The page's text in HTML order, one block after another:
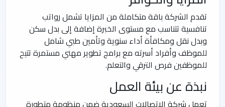
تقدم الشركة باقة متكاملة من المزايا تشمل رواتب
تنافسية تتناسب مع مستوى الخبرة إضافة إلى بدل سكن
وبدل نقل ومكافأة أداء سنوية وتأمين طبي شامل
للموظف وأفراد أسرته مع برامج تطوير مهني مستمرة تتيح
للموظفين فرص الترقي والتعلم.
نبذة عن بيئة العمل
تعمل شركة الاتصالات السعودية ضمن منظومة متطورة